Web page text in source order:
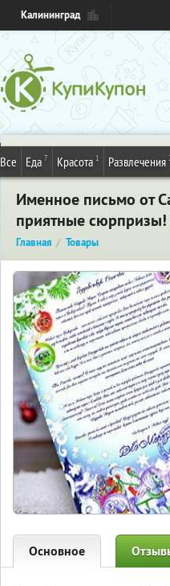
Калининград
Все Еда 7 Красота 1 Развлечения
Именное письмо от
приятные
Главная Товары
Основное